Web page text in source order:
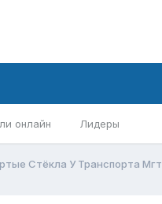
онлайн Лидеры
Стёкла У Транспорта Мгт